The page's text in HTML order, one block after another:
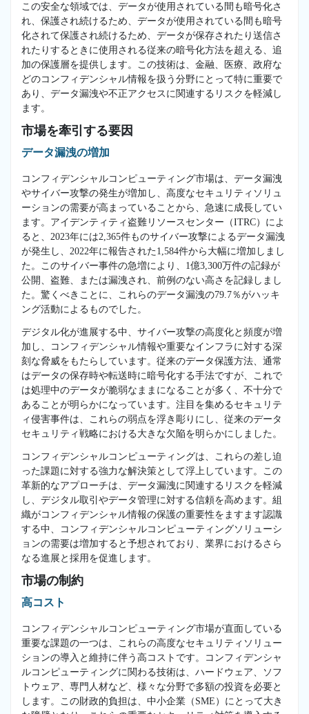
この安全な領域では、データが使用されている間も暗号化さ
れ、保護され続けるため、データが使用されている間も暗号
化されて保護され続けるため、データが保存されたり送信さ
れたりするときに使用される従来の暗号化方法を超える、追
加の保護層を提供します。この技術は、金融、医療、政府な
どのコンフィデンシャル情報を扱う分野にとって特に重要で
あり、データ漏洩や不正アクセスに関連するリスクを軽減し
ます。
市場を牽引する要因
データ漏洩の増加
コンフィデンシャルコンピューティング市場は、データ漏洩
やサイバー攻撃の発生が増加し、高度なセキュリティソリュ
ーションの需要が高まっていることから、急速に成長してい
ます。アイデンティティ盗難リソースセンター（ITRC）によ
ると、2023年には2,365件ものサイバー攻撃によるデータ漏洩
が発生し、2022年に報告された1,584件から大幅に増加しまし
た。このサイバー事件の急増により、1億3,300万件の記録が
公開、盗難、または漏洩され、前例のない高さを記録しまし
た。驚くべきことに、これらのデータ漏洩の79.7％がハッキ
ング活動によるものでした。
デジタル化が進展する中、サイバー攻撃の高度化と頻度が増
加し、コンフィデンシャル情報や重要なインフラに対する深
刻な脅威をもたらしています。従来のデータ保護方法、通常
はデータの保存時や転送時に暗号化する手法ですが、これで
は処理中のデータが脆弱なままになることが多く、不十分で
あることが明らかになっています。注目を集めるセキュリテ
ィ侵害事件は、これらの弱点を浮き彫りにし、従来のデータ
セキュリティ戦略における大きな欠陥を明らかにしました。
コンフィデンシャルコンピューティングは、これらの差し迫
った課題に対する強力な解決策として浮上しています。この
革新的なアプローチは、データ漏洩に関連するリスクを軽減
し、デジタル取引やデータ管理に対する信頼を高めます。組
織がコンフィデンシャル情報の保護の重要性をますます認識
する中、コンフィデンシャルコンピューティングソリューシ
ョンの需要は増加すると予想されており、業界におけるさら
なる進展と採用を促進します。
市場の制約
高コスト
コンフィデンシャルコンピューティング市場が直面している
重要な課題の一つは、これらの高度なセキュリティソリュー
ションの導入と維持に伴う高コストです。コンフィデンシャ
ルコンピューティングに関わる技術は、ハードウェア、ソフ
トウェア、専門人材など、様々な分野で多額の投資を必要と
します。この財政的負担は、中小企業（SME）にとって大き